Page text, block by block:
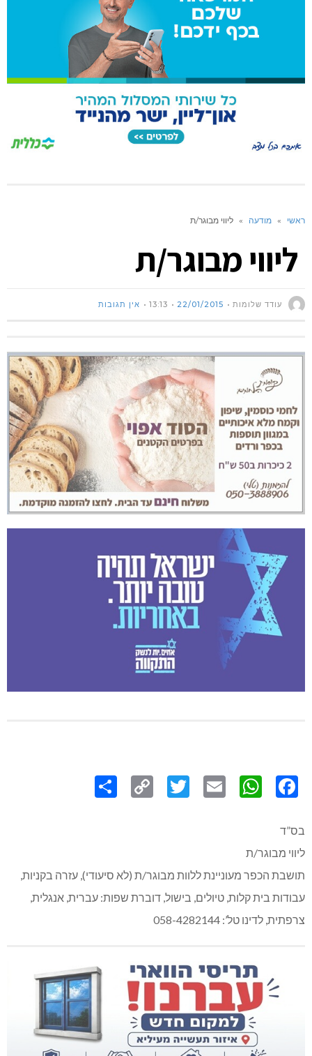
ראשי » מודעה » ליווי מבוגר/ת
ליווי מבוגר/ת
עודד שלומות 22/01/2015
13:13 אין תגובות
Link
בס”ד
ליווי מבוגר/ת
תושבת הכפר מעוניינת ללוות מבוגר/ת (לא סיעודי), עזרה בקניות,
עבודות בית קלות, טיולים, בישול, דוברת שפות: עברית, אנגלית,
צרפתית, לדינו טל’: 058-4282144